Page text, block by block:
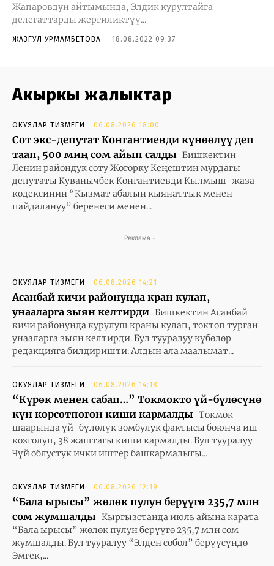
Жапаровдун айтымында, Элдик курултайга
делегаттарды жергиликтүү...
ЖАЗГУЛ УРМАМБЕТОВА - 18.08.2022 09:37
Акыркы жаңлыктар
ОКУЯЛАР ТИЗМЕГИ 06.08.2026 18:00
Сот экс-депутат Конгантиевди күнөөлүү деп
таап, 500 миң сом айып салды Бишкектин
Ленин райондук соту Жогорку Кеңештин мурдагы
депутаты Куванычбек Конгантиевди Кылмыш-жаза
кодексинин “Кызмат абалын кыянаттык менен
пайдалануу” беренеси менен...
- Реклама -
ОКУЯЛАР ТИЗМЕГИ 06.08.2026 14:21
Асанбай кичи районунда кран кулап,
унааларга зыян келтирди Бишкектин Асанбай
кичи районунда курулуш краны кулап, токтоп турган
унааларга зыян келтирди. Бул тууралуу күбөлөр
редакцияга билдиришти. Алдын ала маалымат...
ОКУЯЛАР ТИЗМЕГИ 06.08.2026 14:18
“Күрөк менен сабап…” Токмокто үй-бүлөсүнө
күн көрсөтпөгөн киши кармалды Токмок
шаарында үй-бүлөлүк зомбулук фактысы боюнча иш
козголуп, 38 жаштагы киши кармалды. Бул тууралуу
Чүй облустук ички иштер башкармалыгы...
ОКУЯЛАР ТИЗМЕГИ 06.08.2026 12:19
“Бала ырысы” жөлөк пулун берүүгө 235,7 млн
сом жумшалды Кыргызстанда июль айына карата
“Бала ырысы” жөлөк пулун берүүгө 235,7 млн сом
жумшалды. Бул тууралуу “Элден собол” берүүсүндө
Эмгек,...